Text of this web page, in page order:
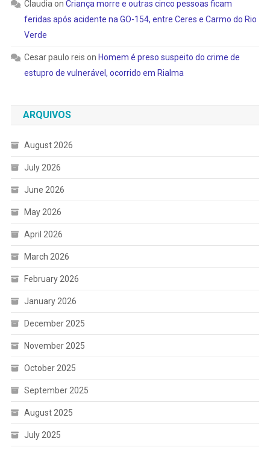
Claudia on Criança morre e outras cinco pessoas ficam
feridas após acidente na GO-154, entre Ceres e Carmo do Rio
Verde
Cesar paulo reis on Homem é preso suspeito do crime de
estupro de vulnerável, ocorrido em Rialma
ARQUIVOS
August 2026
July 2026
June 2026
May 2026
April 2026
March 2026
February 2026
January 2026
December 2025
November 2025
October 2025
September 2025
August 2025
July 2025